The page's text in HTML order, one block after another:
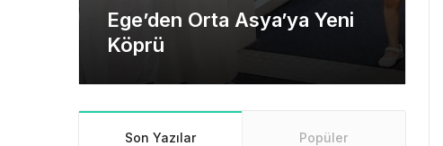
Seyahat Teknolojilerinde
Yeni Bir Dönem
Son Yazılar Popüler